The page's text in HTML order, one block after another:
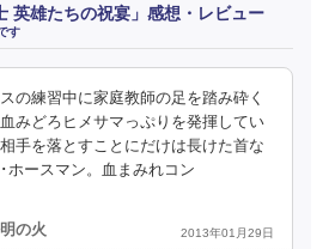
英雄たちの祝宴」感想・レビュー
す
の練習中に家庭教師の足を踏み砕く
みどろヒメサマっぷりを発揮してい
手を落とすことにだけは長けた首な
ホースマン。血まみれコン
の火 2013年01月29日